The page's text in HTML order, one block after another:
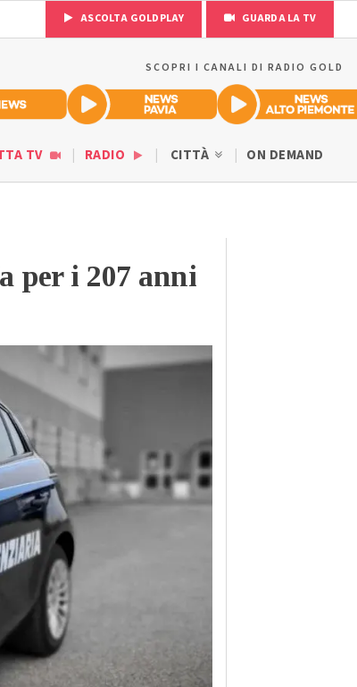
ASCOLTA GOLDPLAY GUARDA LA TV
SCOPRI I CANALI DI RADIO GOLD
TV RADIO CITTÀ ON DEMAND
per i 207 anni